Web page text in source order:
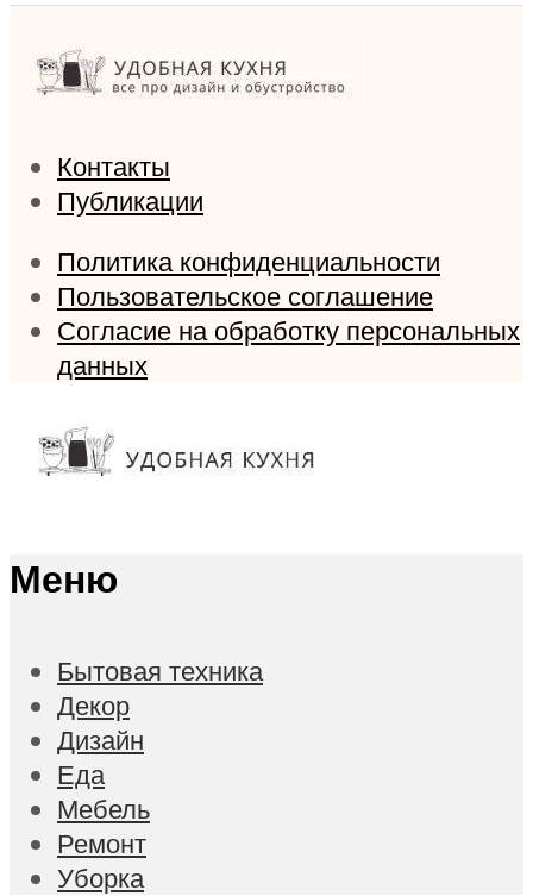
Контакты
Публикации
Политика конфиденциальности
Пользовательское соглашение
Согласие на обработку персональных
данных
Меню
Бытовая техника
Декор
Дизайн
Еда
Мебель
Ремонт
Уборка